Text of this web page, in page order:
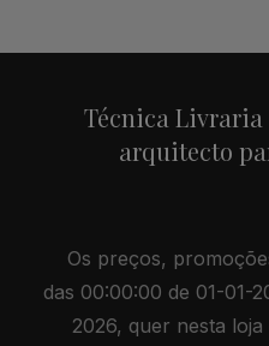
Técnica
arquitecto
Os preços,
das 00:00:00 de 01-01-
2026, quer nesta